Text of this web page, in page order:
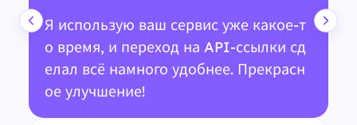
Я использую ваш сервис уже какое-т
о время, и переход на API-ссылки сд
елал всё намного удобнее. Прекрасн
ое улучшение!